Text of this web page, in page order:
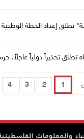
تطلق إعداد الخطة
تطلق تحذيراً دولياً
1
2
3
4
والمعلومات الفلسطينية